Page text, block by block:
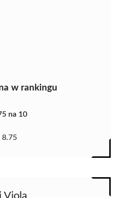
w rankingu
na 10
8.75
Viola